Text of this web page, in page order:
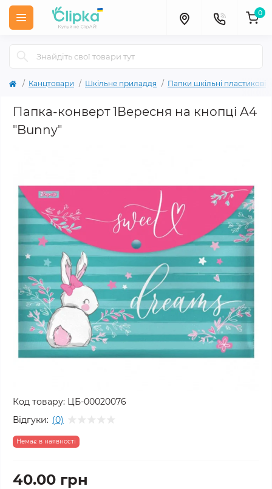
0
Канцтовари Шкільне приладдя Папки шкільні пластикові
Папка-конверт 1Вересня на кнопці А4
"Bunny"
Код товару: ЦБ-00020076
Відгуки: (0)
Немає в наявності
40.00 грн